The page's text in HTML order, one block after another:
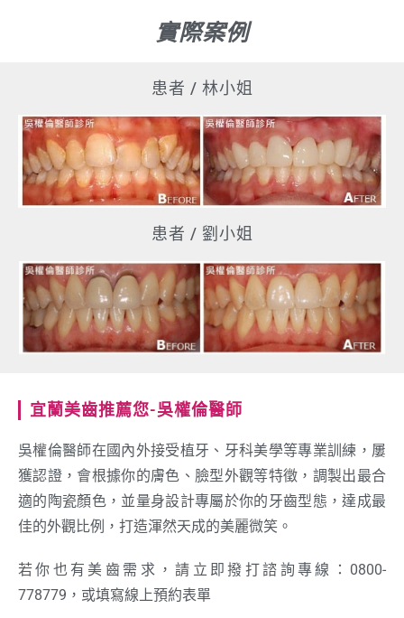
實際案例
患者 / 林小姐
患者 / 劉小姐
宜蘭美齒推薦您-吳權倫醫師
吳權倫醫師在國內外接受植牙、牙科美學等專業訓練，屢
獲認證，會根據你的膚色、臉型外觀等特徵，調製出最合
適的陶瓷顏色，並量身設計專屬於你的牙齒型態，達成最
佳的外觀比例，打造渾然天成的美麗微笑。
若你也有美齒需求，請立即撥打諮詢專線：0800-
778779，或填寫線上預約表單